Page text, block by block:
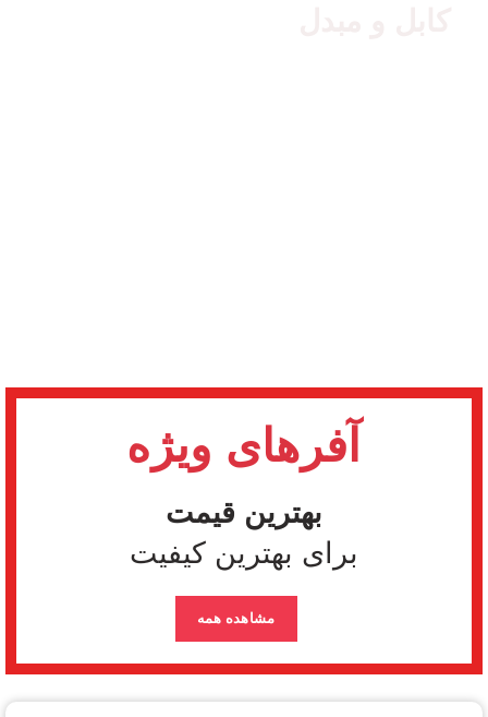
آفرهای ویژه
بهترین قیمت
برای بهترین کیفیت
مشاهده همه
برند:PROONE برند:PROONE